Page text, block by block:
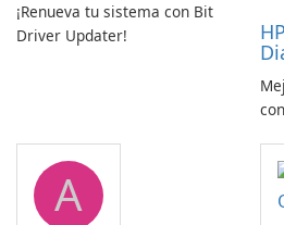
¡Renueva tu sistema con Bit
Driver Updater!
A